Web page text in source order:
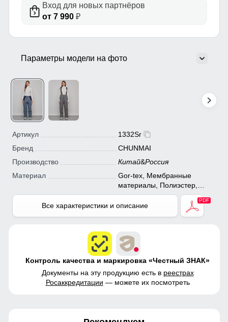
Вход для новых партнёров
от 7 990₽
Параметры модели на фото
Артикул
1332Sr
Бренд
CHUNMAI
Производство
Китай&Россия
Материал
Gor-tex, Мембранные
материалы, Полиэстер,
Плащевка, Тефлон, Ткань,
Экологичные материалы
Все характеристики и описание
Контроль качества и маркировка «Честный ЗНАК»
Документы на эту продукцию есть в реестрах
Росаккредитации — можете их посмотреть